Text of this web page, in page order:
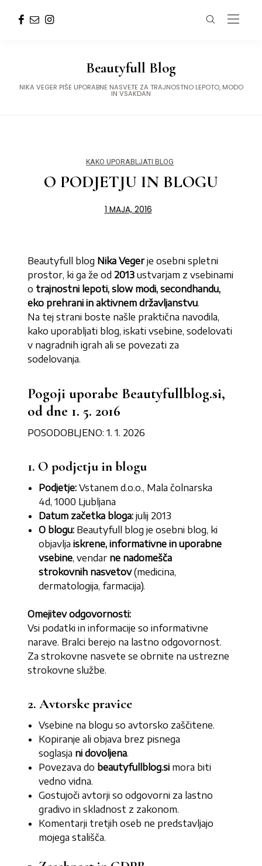
Beautyfull Blog
NIKA VEGER PIŠE UPORABNE NASVETE ZA TRAJNOSTNO LEPOTO, MODO
IN VSAKDAN
KAKO UPORABLJATI BLOG
O PODJETJU IN BLOGU
1 MAJA, 2016
Beautyfull blog Nika Vegerje osebni spletni
prostor, ki ga že od2013 ustvarjam z vsebinami
o trajnostni lepoti, slow modi, secondhandu,
eko prehrani in aktivnem državljanstvu.
Na tej strani boste našle praktična navodila,
kako uporabljati blog, iskati vsebine, sodelovati
v nagradnih igrah ali se povezati za
sodelovanja.
Pogoji uporabe Beautyfullblog.si,
od dne 1. 5. 2016
POSODOBLJENO: 1. 1. 2026
1. O podjetju in blogu
Podjetje: Vstanem d.o.o., Mala čolnarska
4d, 1000 Ljubljana
Datum začetka bloga: julij 2013
O blogu: Beautyfull blog je osebni blog, ki
objavljaiskrene, informativne in uporabne
vsebine, vendar ne nadomešča
strokovnih nasvetov(medicina,
dermatologija, farmacija).
Omejitev odgovornosti:
Vsi podatki in informacije so informativne
narave. Bralci berejo na lastno odgovornost.
Za strokovne nasvete se obrnite na ustrezne
strokovne službe.
2. Avtorske pravice
Vsebine na blogu so avtorsko zaščitene.
Kopiranje ali objava brez pisnega
soglasja ni dovoljena.
Povezava do beautyfullblog.si mora biti
vedno vidna.
Gostujoči avtorji so odgovorni za lastno
gradivo in skladnost z zakonom.
Komentarji tretjih oseb ne predstavljajo
mojega stališča.